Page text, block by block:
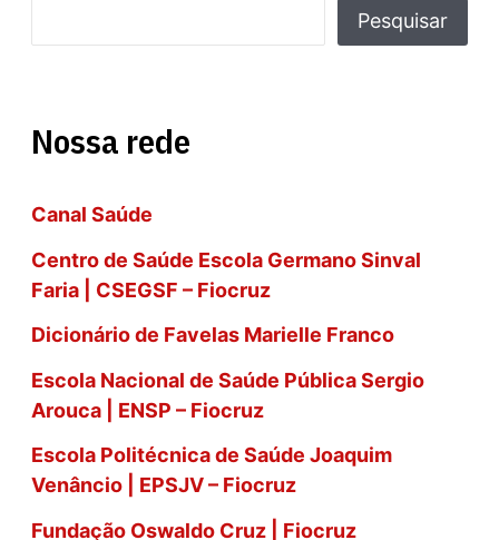
q
i
s
a
r
Pesquisar
Nossa rede
Canal Saúde
Centro de Saúde Escola Germano Sinval
Faria | CSEGSF – Fiocruz
Dicionário de Favelas Marielle Franco
Escola Nacional de Saúde Pública Sergio
Arouca | ENSP – Fiocruz
Escola Politécnica de Saúde Joaquim
Venâncio | EPSJV – Fiocruz
Fundação Oswaldo Cruz | Fiocruz